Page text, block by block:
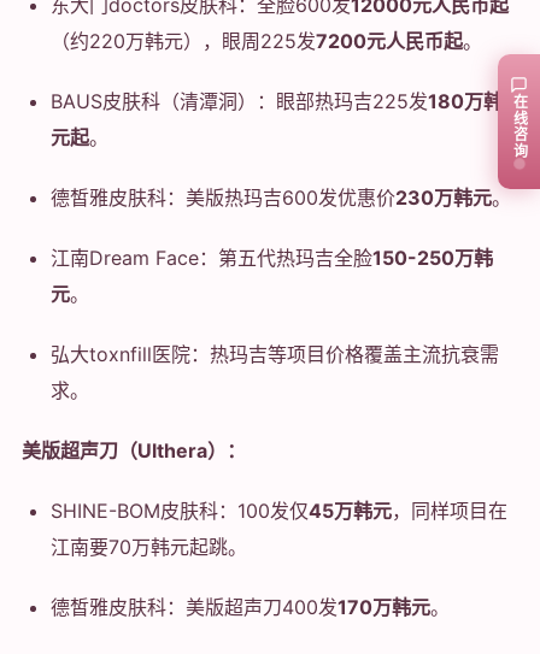
东大门doctors皮肤科：全脸600发12000元人民币起
（约220万韩元），眼周225发7200元人民币起。
BAUS皮肤科（清潭洞）：眼部热玛吉225发180万韩
元起。
德皙雅皮肤科：美版热玛吉600发优惠价230万韩元。
江南Dream Face：第五代热玛吉全脸150-250万韩
元。
弘大toxnfill医院：热玛吉等项目价格覆盖主流抗衰需
求。
美版超声刀（Ulthera）：
SHINE-BOM皮肤科：100发仅45万韩元，同样项目在
江南要70万韩元起跳。
德皙雅皮肤科：美版超声刀400发170万韩元。
在线咨询